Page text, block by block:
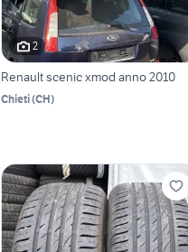
2
Renault scenic xmod anno 2010
Chieti(CH)